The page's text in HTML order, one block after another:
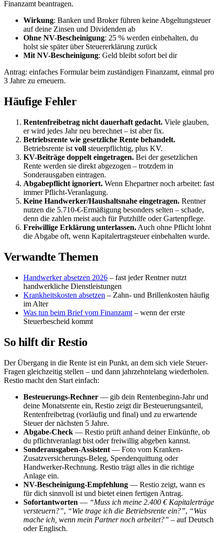
Finanzamt beantragen.
Wirkung: Banken und Broker führen keine Abgeltungsteuer
auf deine Zinsen und Dividenden ab
Ohne NV-Bescheinigung: 25 % werden einbehalten, du
holst sie später über Steuererklärung zurück
Mit NV-Bescheinigung: Geld bleibt sofort bei dir
Antrag: einfaches Formular beim zuständigen Finanzamt, einmal pro
3 Jahre zu erneuern.
Häufige Fehler
Rentenfreibetrag nicht dauerhaft gedacht. Viele glauben,
er wird jedes Jahr neu berechnet – ist aber fix.
Betriebsrente wie gesetzliche Rente behandelt.
Betriebsrente ist voll steuerpflichtig, plus KV.
KV-Beiträge doppelt eingetragen. Bei der gesetzlichen
Rente werden sie direkt abgezogen – trotzdem in
Sonderausgaben eintragen.
Abgabepflicht ignoriert. Wenn Ehepartner noch arbeitet: fast
immer Pflicht-Veranlagung.
Keine Handwerker/Haushaltsnahe eingetragen. Rentner
nutzen die 5.710-€-Ermäßigung besonders selten – schade,
denn die zahlen meist auch für Putzhilfe oder Gartenpflege.
Freiwillige Erklärung unterlassen. Auch ohne Pflicht lohnt
die Abgabe oft, wenn Kapitalertragsteuer einbehalten wurde.
Verwandte Themen
Handwerker absetzen 2026 – fast jeder Rentner nutzt
handwerkliche Dienstleistungen
Krankheitskosten absetzen – Zahn- und Brillenkosten häufig
im Alter
Was tun beim Brief vom Finanzamt – wenn der erste
Steuerbescheid kommt
So hilft dir Restio
Der Übergang in die Rente ist ein Punkt, an dem sich viele Steuer-
Fragen gleichzeitig stellen – und dann jahrzehntelang wiederholen.
Restio macht den Start einfach:
Besteuerungs-Rechner — gib dein Rentenbeginn-Jahr und
deine Monatsrente ein, Restio zeigt dir Besteuerungsanteil,
Rentenfreibetrag (vorläufig und final) und zu erwartende
Steuer der nächsten 5 Jahre.
Abgabe-Check — Restio prüft anhand deiner Einkünfte, ob
du pflichtveranlagt bist oder freiwillig abgeben kannst.
Sonderausgaben-Assistent — Foto vom Kranken-
Zusatzversicherungs-Beleg, Spendenquittung oder
Handwerker-Rechnung. Restio trägt alles in die richtige
Anlage ein.
NV-Bescheinigung-Empfehlung — Restio zeigt, wann es
für dich sinnvoll ist und bietet einen fertigen Antrag.
Sofortantworten — “Muss ich meine 2.400 € Kapitalerträge
versteuern?”, “Wie trage ich die Betriebsrente ein?”, “Was
mache ich, wenn mein Partner noch arbeitet?” – auf Deutsch
oder Englisch.